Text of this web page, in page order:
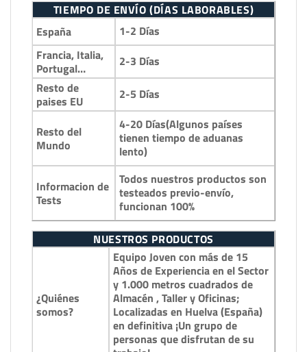
TIEMPO DE ENVÍO (DÍAS LABORABLES)
España
1-2 Días
Francia, Italia,
Portugal…
2-3 Días
Resto de
paises EU
2-5 Días
Resto del
Mundo
4-20 Días(Algunos países
tienen tiempo de aduanas
lento)
Informacion de
Tests
Todos nuestros productos son
testeados previo-envío,
funcionan 100%
NUESTROS PRODUCTOS
¿Quiénes
somos?
Equipo Joven con más de 15
Años de Experiencia en el Sector
y 1.000 metros cuadrados de
Almacén , Taller y Oficinas;
Localizadas en Huelva (España)
en definitiva ¡Un grupo de
personas que disfrutan de su